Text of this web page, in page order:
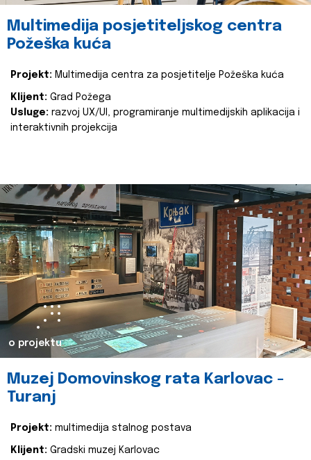
Multimedija posjetiteljskog centra
Požeška kuća
Projekt: Multimedija centra za posjetitelje Požeška kuća
Klijent: Grad Požega
Usluge: razvoj UX/UI, programiranje multimedijskih aplikacija i
interaktivnih projekcija
o projektu
Muzej Domovinskog rata Karlovac -
Turanj
Projekt: multimedija stalnog postava
Klijent: Gradski muzej Karlovac